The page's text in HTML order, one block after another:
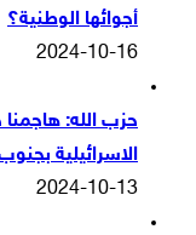
أجوائها الوطنية؟
2024-10-16
حزب الله: هاجمنا
الاسرائيلية
2024-10-13